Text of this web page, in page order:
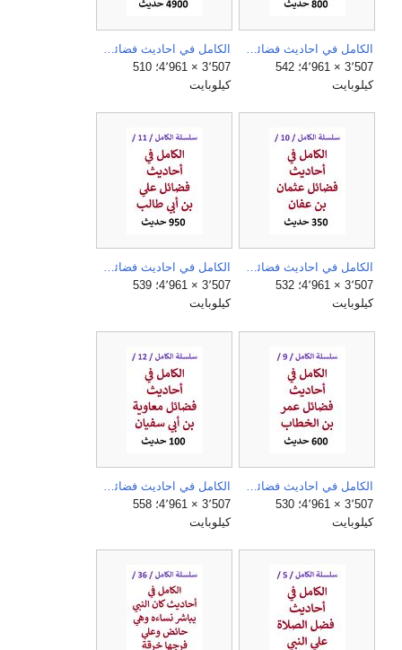
3٬507 × 4٬961؛ 542
كيلوبايت
3٬507 × 4٬961؛ 510
كيلوبايت
الكامل في احاديث فضائل عثمان بن عفان.jpg
3٬507 × 4٬961؛ 532
كيلوبايت
الكامل في احاديث فضائل علي بن ابي طالب.jpg
3٬507 × 4٬961؛ 539
كيلوبايت
3٬507 × 4٬961؛ 530
كيلوبايت
3٬507 × 4٬961؛ 558
كيلوبايت